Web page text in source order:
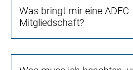
Was bringt mir eine ADFC-
Mitgliedschaft?